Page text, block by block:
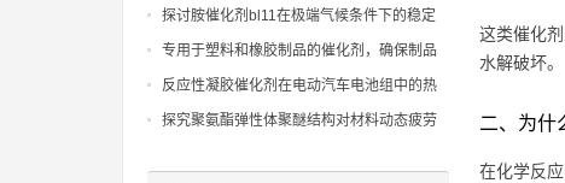
这类催化
水解破坏。
二、为什
在化学反
产线中的应用前景
探讨胺催化剂bl11在极端气候条件下的稳定
性和可靠性
专用于塑料和橡胶制品的催化剂，确保制品
具有优异的物理机械性能
反应性凝胶催化剂在电动汽车电池组中的热
管理
探究聚氨酯弹性体聚醚结构对材料动态疲劳